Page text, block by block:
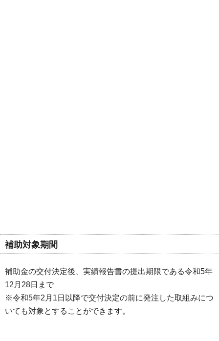
補助対象期間
補助金の交付決定後、実績報告書の提出期限である令和5年
12月28日まで
※令和5年2月1日以降で交付決定の前に発注した取組みにつ
いても対象とすることができます。